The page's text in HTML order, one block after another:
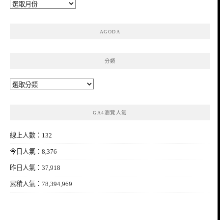
彙
AGODA
分類
分
GA4瀏覽人氣
線上人數：132
今日人氣：8,376
昨日人氣：37,918
累積人氣：78,394,969